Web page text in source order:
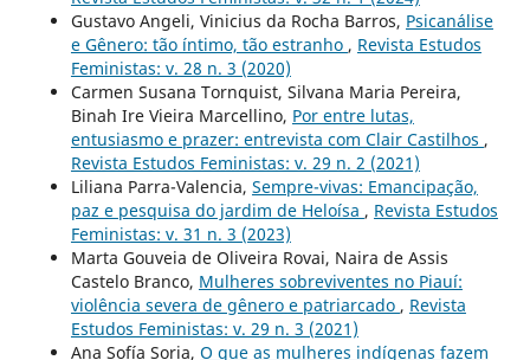
Gustavo Angeli, Vinicius da Rocha Barros, Psicanálise
e Gênero: tão íntimo, tão estranho , Revista Estudos
Feministas: v. 28 n. 3 (2020)
Carmen Susana Tornquist, Silvana Maria Pereira,
Binah Ire Vieira Marcellino, Por entre lutas,
entusiasmo e prazer: entrevista com Clair Castilhos ,
Revista Estudos Feministas: v. 29 n. 2 (2021)
Liliana Parra-Valencia, Sempre-vivas: Emancipação,
paz e pesquisa do jardim de Heloísa , Revista Estudos
Feministas: v. 31 n. 3 (2023)
Marta Gouveia de Oliveira Rovai, Naira de Assis
Castelo Branco, Mulheres sobreviventes no Piauí:
violência severa de gênero e patriarcado , Revista
Estudos Feministas: v. 29 n. 3 (2021)
Ana Sofía Soria, O que as mulheres indígenas fazem